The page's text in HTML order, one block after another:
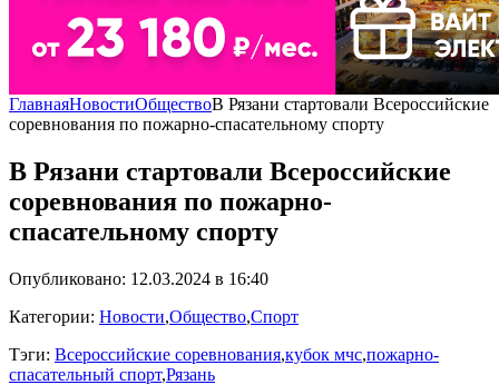
ГлавнаяНовостиОбществоВ Рязани стартовали Всероссийские
соревнования по пожарно-спасательному спорту
В Рязани стартовали Всероссийские
соревнования по пожарно-
спасательному спорту
Опубликовано: 12.03.2024 в 16:40
Категории: Новости,Общество,Спорт
Тэги: Всероссийские соревнования,кубок мчс,пожарно-
спасательный спорт,Рязань